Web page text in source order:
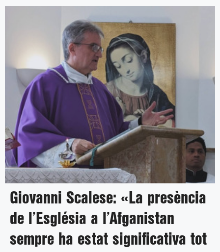
Giovanni Scalese: «La presència
de l’Església a l’Afganistan
sempre ha estat significativa tot